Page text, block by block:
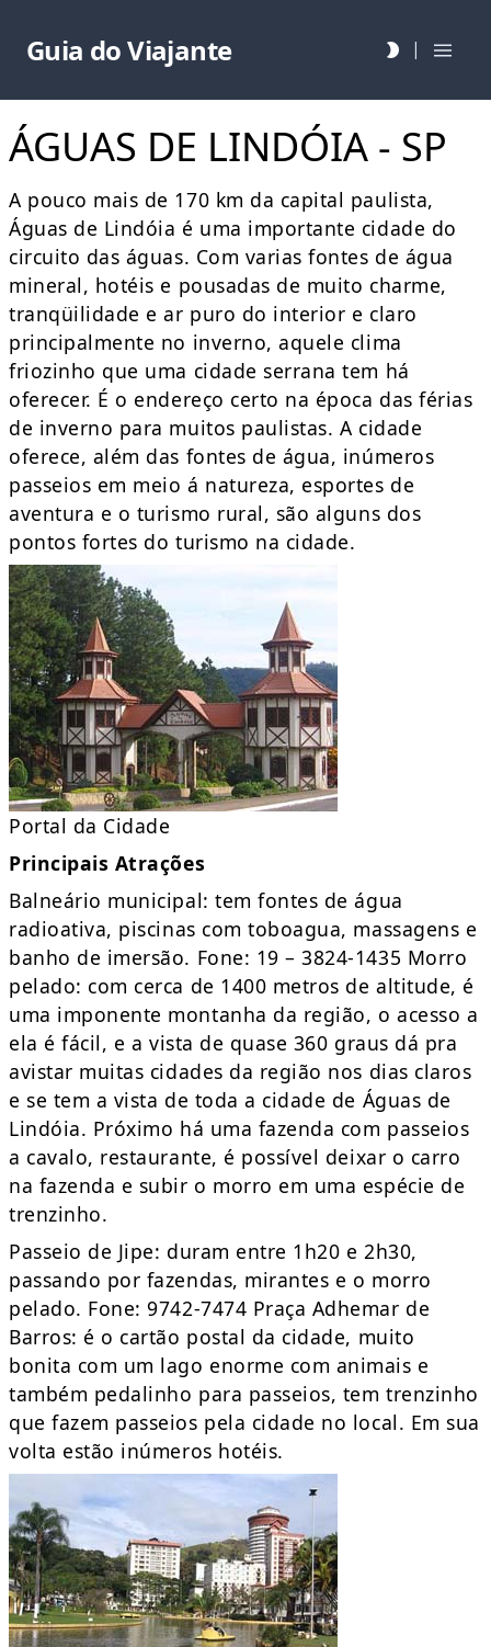
Guia do Viajante |
ÁGUAS DE LINDÓIA - SP
A pouco mais de 170 km da capital paulista,
Águas de Lindóia é uma importante cidade do
circuito das águas. Com varias fontes de água
mineral, hotéis e pousadas de muito charme,
tranqüilidade e ar puro do interior e claro
principalmente no inverno, aquele clima
friozinho que uma cidade serrana tem há
oferecer. É o endereço certo na época das férias
de inverno para muitos paulistas. A cidade
oferece, além das fontes de água, inúmeros
passeios em meio á natureza, esportes de
aventura e o turismo rural, são alguns dos
pontos fortes do turismo na cidade.
Portal da Cidade
Principais Atrações
Balneário municipal: tem fontes de água
radioativa, piscinas com toboagua, massagens e
banho de imersão. Fone: 19 – 3824-1435 Morro
pelado: com cerca de 1400 metros de altitude, é
uma imponente montanha da região, o acesso a
ela é fácil, e a vista de quase 360 graus dá pra
avistar muitas cidades da região nos dias claros
e se tem a vista de toda a cidade de Águas de
Lindóia. Próximo há uma fazenda com passeios
a cavalo, restaurante, é possível deixar o carro
na fazenda e subir o morro em uma espécie de
trenzinho.
Passeio de Jipe: duram entre 1h20 e 2h30,
passando por fazendas, mirantes e o morro
pelado. Fone: 9742-7474 Praça Adhemar de
Barros: é o cartão postal da cidade, muito
bonita com um lago enorme com animais e
também pedalinho para passeios, tem trenzinho
que fazem passeios pela cidade no local. Em sua
volta estão inúmeros hotéis.